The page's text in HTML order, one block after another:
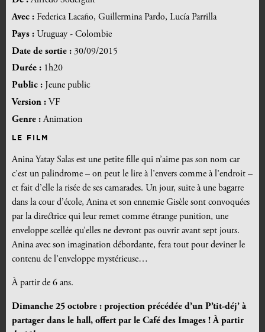
Avec : Federica Lacaño, Guillermina Pardo, Lucía Parrilla
Pays : Uruguay - Colombie
Date de sortie : 30/09/2015
Durée : 1h20
Public : Jeune public
Version : VF
Genre :Animation
LE FILM
Anina Yatay Salas est une petite fille qui n’aime pas son nom car
c’est un palindrome – on peut le lire à l’envers comme à l’endroit –
et fait d’elle la risée de ses camarades. Un jour, suite à une bagarre
dans la cour d’école, Anina et son ennemie Gisèle sont convoquées
par la directrice qui leur remet comme étrange punition, une
enveloppe scellée qu’elles ne devront pas ouvrir avant sept jours.
Anina avec son imagination débordante, fera tout pour deviner le
contenu de l’enveloppe mystérieuse…
À partir de 6 ans.
Dimanche 25 octobre : projection précédée d’un P’tit-déj’ à
partager dans le hall, offert par le Café des Images ! À partir